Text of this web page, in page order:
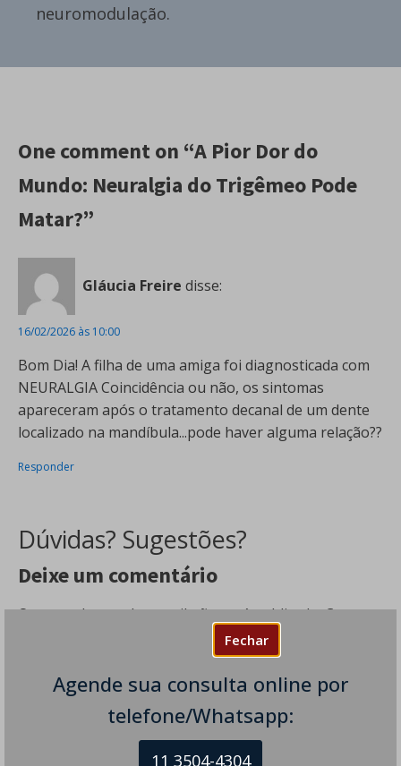
Fechar
Agende sua consulta online por
telefone/Whatsapp:
11 3504-4304
neuromodulação.
One comment on “A Pior Dor do
Mundo: Neuralgia do Trigêmeo Pode
Matar?”
Gláucia Freire disse:
16/02/2026 às 10:00
Bom Dia! A filha de uma amiga foi diagnosticada com
NEURALGIA Coincidência ou não, os sintomas
apareceram após o tratamento decanal de um dente
localizado na mandíbula...pode haver alguma relação??
Responder
Dúvidas? Sugestões?
Deixe um comentário
O seu endereço de e-mail não será publicado.Campos
obrigatórios são marcados com*
Comentário *